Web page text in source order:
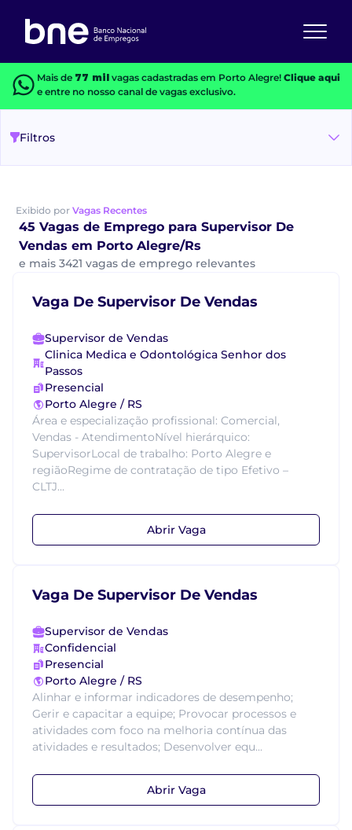
Mais de 77 milvagas cadastradas em Porto Alegre! Clique aqui
e entre no nosso canal de vagas exclusivo.
Filtros
Exibido por Vagas Recentes
45 Vagas de Emprego para Supervisor De
Vendas em Porto Alegre/Rs
e mais 3421 vagas de emprego relevantes
Vaga De Supervisor De Vendas
Supervisor de Vendas
Clinica Medica e Odontológica Senhor dos
Passos
Presencial
Porto Alegre / RS
Área e especialização profissional: Comercial,
Vendas - AtendimentoNível hierárquico:
SupervisorLocal de trabalho: Porto Alegre e
regiãoRegime de contratação de tipo Efetivo –
CLTJ...
Abrir Vaga
Vaga De Supervisor De Vendas
Supervisor de Vendas
Confidencial
Presencial
Porto Alegre / RS
Alinhar e informar indicadores de desempenho;
Gerir e capacitar a equipe; Provocar processos e
atividades com foco na melhoria contínua das
atividades e resultados; Desenvolver equ...
Abrir Vaga